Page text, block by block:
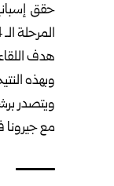
حقق
المرحلة الـ 14 من بطولة الدوري الإسباني لكرة القدم.
هدف اللقاء
وبهذه النتيجة ارتقى
مع